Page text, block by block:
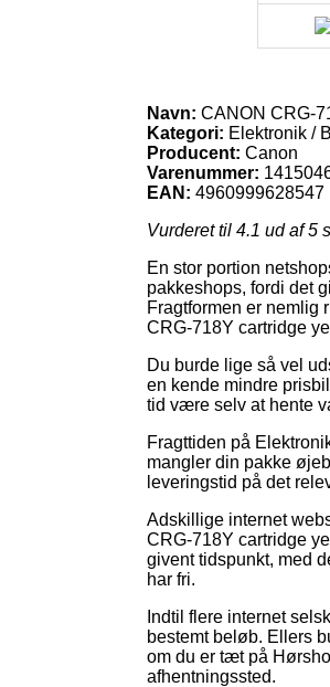
Navn: CANON CRG-
Kategori: Elektronik /
Producent: Canon
Varenummer:
EAN: 4960999628547
Vurderet til 4.1 ud af 5
En stor portion
pakkeshops, fordi det
Fragtformen er nemlig
CRG-718Y cartridge
Du burde lige så vel
en kende mindre
tid være selv at hente
Fragttiden på
mangler din pakke
leveringstid på det
Adskillige internet
CRG-718Y cartridge
givent tidspunkt, med
har fri.
Indtil flere internet
bestemt beløb. Ellers
om du er tæt på
afhentningssted.